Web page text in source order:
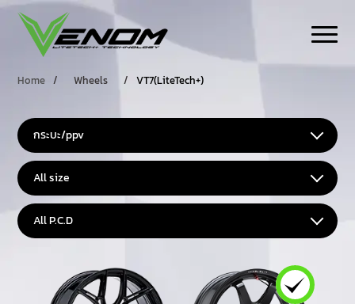
Home / Wheels / VT7(LiteTech+)
กระบะ/ppv
All size
All P.C.D